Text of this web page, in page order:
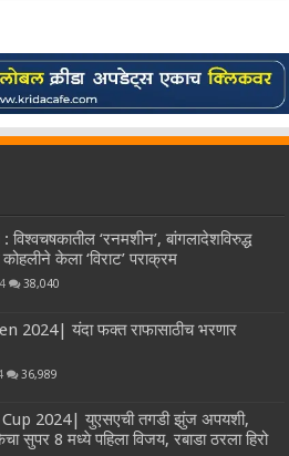
‘रनमशीन’, बांगलादेशविरुद्ध
केला ‘विराट’ पराक्रम
38,040
2024| यंदा फक्त राफासाठीच भरणार
36,989
2024| युएसएची तगडी झुंज अपयशी,
सुपर 8 मध्ये पहिला विजय, रबाडा ठरला हिरो